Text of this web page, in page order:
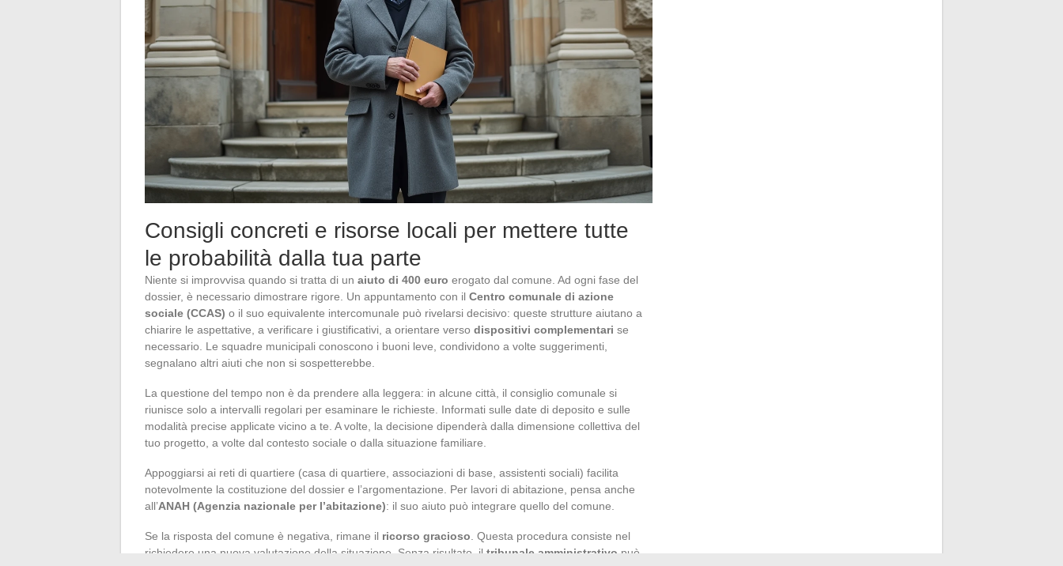
Consigli concreti e risorse locali per mettere tutte
le probabilità dalla tua parte
Niente si improvvisa quando si tratta di un aiuto di 400 euro erogato dal comune. Ad ogni fase del
dossier, è necessario dimostrare rigore. Un appuntamento con il Centro comunale di azione
sociale (CCAS) o il suo equivalente intercomunale può rivelarsi decisivo: queste strutture aiutano a
chiarire le aspettative, a verificare i giustificativi, a orientare verso dispositivi complementari se
necessario. Le squadre municipali conoscono i buoni leve, condividono a volte suggerimenti,
segnalano altri aiuti che non si sospetterebbe.
La questione del tempo non è da prendere alla leggera: in alcune città, il consiglio comunale si
riunisce solo a intervalli regolari per esaminare le richieste. Informati sulle date di deposito e sulle
modalità precise applicate vicino a te. A volte, la decisione dipenderà dalla dimensione collettiva del
tuo progetto, a volte dal contesto sociale o dalla situazione familiare.
Appoggiarsi ai reti di quartiere (casa di quartiere, associazioni di base, assistenti sociali) facilita
notevolmente la costituzione del dossier e l’argomentazione. Per lavori di abitazione, pensa anche
all’ANAH (Agenzia nazionale per l’abitazione): il suo aiuto può integrare quello del comune.
Se la risposta del comune è negativa, rimane il ricorso gracioso . Questa procedura consiste nel
richiedere una nuova valutazione della situazione. Senza risultato, il tribunale amministrativo può